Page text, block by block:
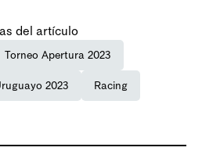
del artículo
Torneo Apertura 2023
2023 Racing